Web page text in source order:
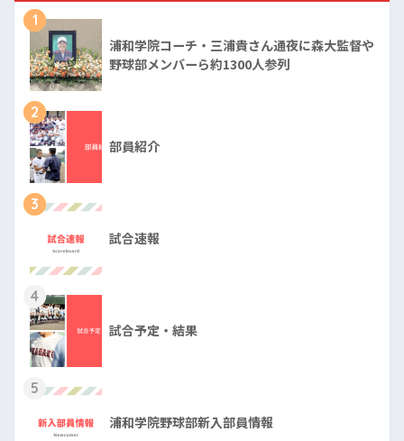
1
浦和学院コーチ・三浦貴さん通夜に森大監督や
野球部メンバーら約1300人参列
2
部員紹介
3
試合速報
4
試合予定・結果
5
浦和学院野球部新入部員情報